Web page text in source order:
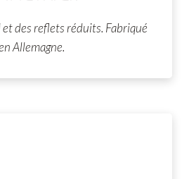
des reflets réduits. Fabriqué
Allemagne.